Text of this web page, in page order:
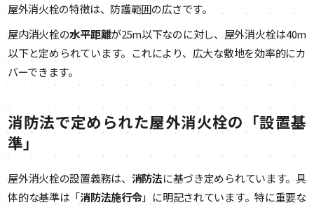
屋外消火栓の特徴は、防護範囲の広さです。
屋内消火栓の水平距離が25m以下なのに対し、屋外消火栓は40m
以下と定められています。これにより、広大な敷地を効率的にカ
バーできます。
消防法で定められた屋外消火栓の「設置基
準」
屋外消火栓の設置義務は、 消防法に基づき定められています。具
体的な基準は「消防法施行令」に明記されています。特に重要な